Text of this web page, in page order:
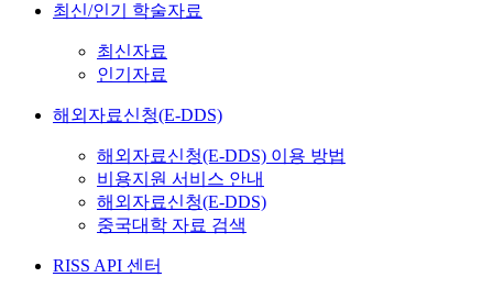
최신/인기 학술자료
최신자료
인기자료
해외자료신청(E-DDS)
해외자료신청(E-DDS) 이용 방법
비용지원 서비스 안내
해외자료신청(E-DDS)
중국대학 자료 검색
RISS API 센터